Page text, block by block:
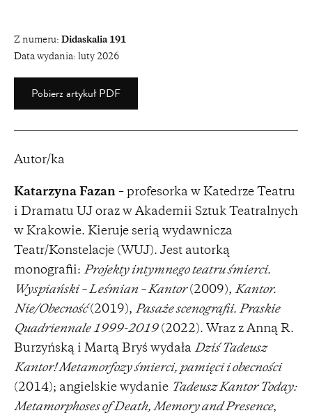
Z numeru: Didaskalia 191
Data wydania: luty 2026
Pobierz artykuł PDF
Autor/ka
Katarzyna Fazan – profesorka w Katedrze Teatru
i Dramatu UJ oraz w Akademii Sztuk Teatralnych
w Krakowie. Kieruje serią wydawnicza
Teatr/Konstelacje (WUJ). Jest autorką
monografii: Projekty intymnego teatru śmierci.
Wyspiański – Leśmian – Kantor(2009), Kantor.
Nie/Obecność(2019), Pasaże scenografii. Praskie
Quadriennale 1999-2019(2022). Wraz z Anną R.
Burzyńską i Martą Bryś wydała Dziś Tadeusz
Kantor! Metamorfozy śmierci, pamięci i obecności
(2014); angielskie wydanie Tadeusz Kantor Today:
Metamorphoses of Death, Memory and Presence,